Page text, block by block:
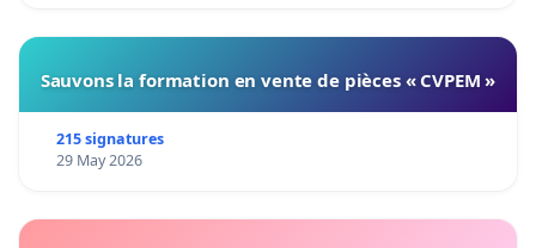
Sauvons la formation en vente de pièces « CVPEM »
215 signatures
29 May 2026